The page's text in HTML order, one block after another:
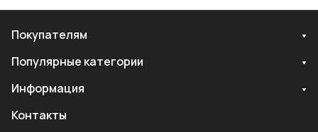
Покупателям
Популярные категории
Информация
Контакты